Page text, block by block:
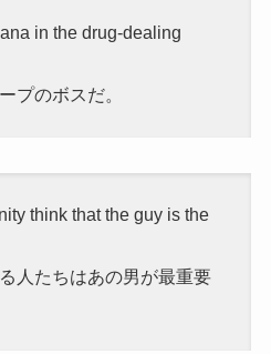
in the drug-dealing
プのボスだ。
think that the guy is the
人たちはあの男が最重要